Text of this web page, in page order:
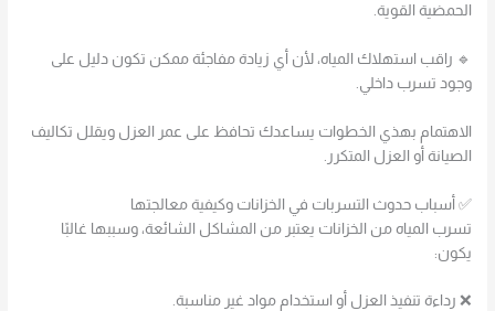
الحمضية القوية.
🔹 راقب استهلاك المياه، لأن أي زيادة مفاجئة ممكن تكون دليل على
وجود تسرب داخلي.
الاهتمام بهذي الخطوات يساعدك تحافظ على عمر العزل ويقلل تكاليف
الصيانة أو العزل المتكرر.
✅ أسباب حدوث التسربات في الخزانات وكيفية معالجتها
تسرب المياه من الخزانات يعتبر من المشاكل الشائعة، وسببها غالبًا
يكون:
❌ رداءة تنفيذ العزل أو استخدام مواد غير مناسبة.